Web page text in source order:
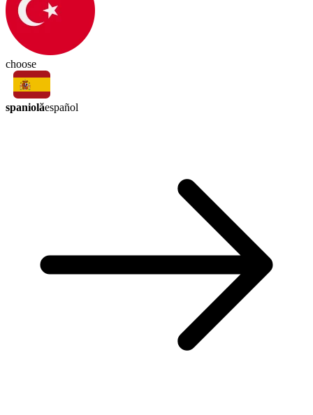
choose
spaniolăespañol